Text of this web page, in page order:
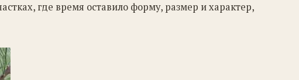
где время оставило форму, размер и характер,